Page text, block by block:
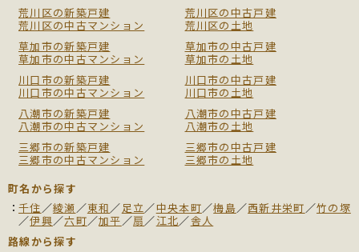
荒川区の新築戸建
荒川区の中古戸建
荒川区の中古マンション
荒川区の土地
草加市の新築戸建
草加市の中古戸建
草加市の中古マンション
草加市の土地
川口市の新築戸建
川口市の中古戸建
川口市の中古マンション
川口市の土地
八潮市の新築戸建
八潮市の中古戸建
八潮市の中古マンション
八潮市の土地
三郷市の新築戸建
三郷市の中古戸建
三郷市の中古マンション
三郷市の土地
町名から探す
千住／綾瀬／東和／足立／中央本町／梅島／西新井栄町／竹の塚
／伊興／六町／加平／扇／江北／舎人
路線から探す